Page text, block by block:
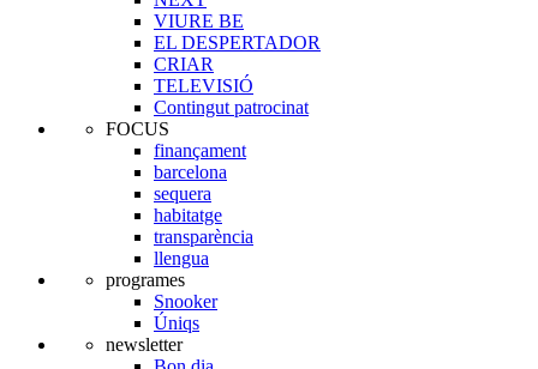
VIURE BE
EL DESPERTADOR
CRIAR
TELEVISIÓ
Contingut patrocinat
FOCUS
finançament
barcelona
sequera
habitatge
transparència
llengua
programes
Snooker
Úniqs
newsletter